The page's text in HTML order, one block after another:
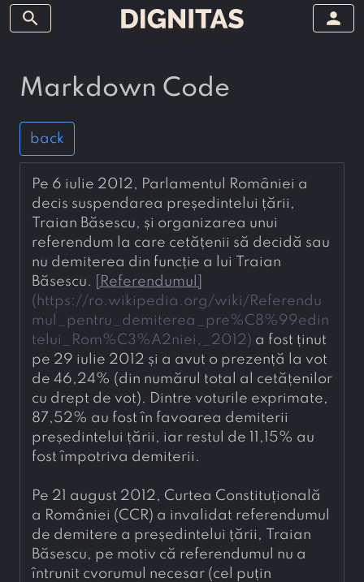
search person
Markdown Code
back
Pe 6 iulie 2012, Parlamentul României a
decis suspendarea președintelui țării,
Traian Băsescu, și organizarea unui
referendum la care cetățenii să decidă sau
nu demiterea din funcție a lui Traian
Băsescu.
Referendumul
( https://ro.wikipedia.org/wiki/Referendu
mul_pentru_demiterea_pre%C8%99edin
telui_Rom%C3%A2niei,_2012) a fost ținut
pe 29 iulie 2012 și a avut o prezență la vot
de 46,24% (din numărul total al cetățenilor
cu drept de vot). Dintre voturile exprimate,
87,52% au fost în favoarea demiterii
președintelui țării, iar restul de 11,15% au
fost împotriva demiterii.
Pe 21 august 2012, Curtea Constituțională
a României (CCR) a invalidat referendumul
de demitere a președintelui țării, Traian
Băsescu, pe motiv că referendumul nu a
întrunit cvorumul necesar (cel puțin